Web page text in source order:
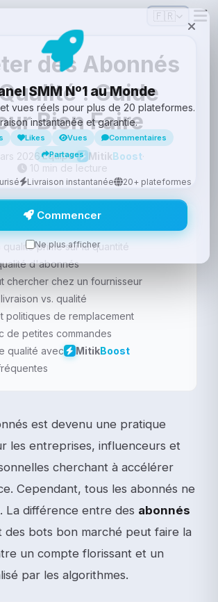
🇫🇷
des Abonnés
: Guide
Bien Faire
2026·Équipe MitikBoost
10 min de lecture
qualité prime sur la quantité
d'abonnés
chercher chez un fournisseur
vs. qualité
politiques de remplacement
de petites commandes
qualité avec
MitikBoost
est devenu une pratique
les entreprises, influenceurs et
cherchant à accélérer
Cependant, tous les abonnés ne
La différence entre des abonnés
des bots bon marché peut faire la
un compte florissant et un
par les algorithmes.
SMM Nº1 au Monde
vues réels pour plus de 20 plateformes.
instantanée et garantie.
Likes Vues
Commentaires
Partages
Livraison instantanée 20+ plateformes
Commencer
Ne plus afficher